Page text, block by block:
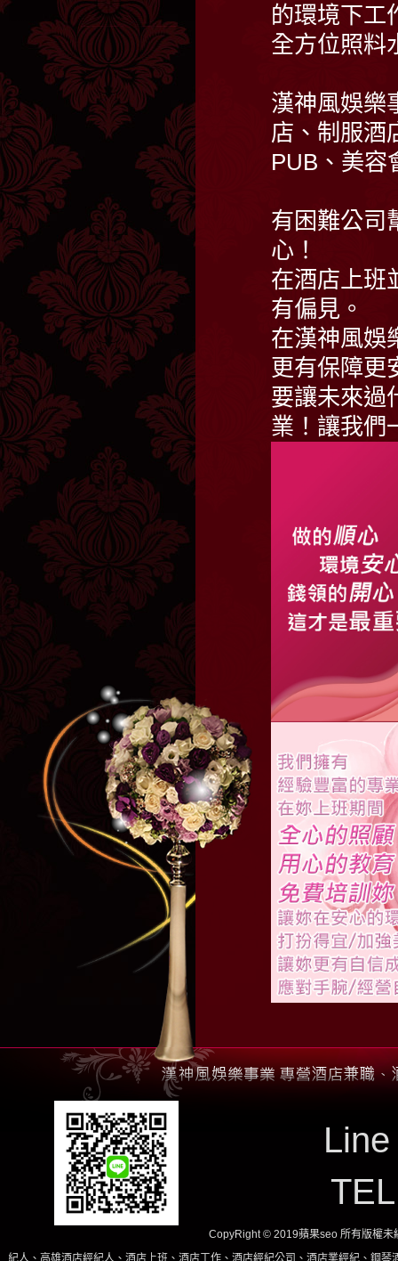
的環境下工
全方位照料
漢神風娛樂
店、制服酒
PUB、美
有困難公司
心！
在酒店上班
有偏見。
在漢神風娛
更有保障更
要讓未來過
業！讓我們
CopyRight © 2019蘋果seo 所有版權未
雄酒店經紀人、酒店上班、酒店工作、酒店經紀公司、酒店業經紀、鋼琴酒吧